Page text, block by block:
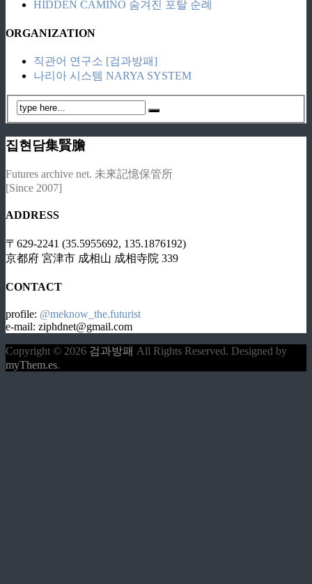
HIDDEN CAMINO 숨겨진 포탈 순례
ORGANIZATION
직관어 연구소 [검과방패]
나리아 시스템 NARYA SYSTEM
집현담集賢膽
Futures archive net. 未來記憶保管所
[Since 2007]
ADDRESS
〒629-2241 (35.5955692, 135.1876192)
京都府 宮津市 成相山 成相寺院 339
CONTACT
profile: @meknow_the.futurist
e-mail: ziphdnet@gmail.com
Copyright © 2026 검과방패 All Rights Reserved. Designed by
myThem.es.